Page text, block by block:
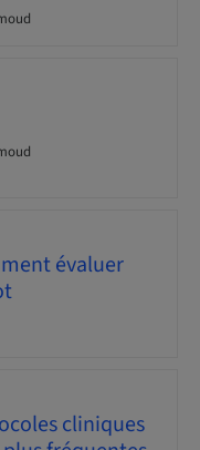
évaluer
cliniques